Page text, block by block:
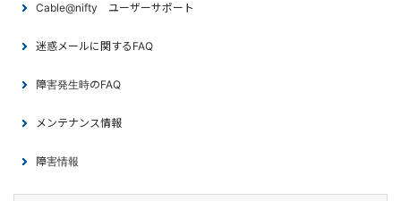
Cable@nifty ユーザーサポート
迷惑メールに関するFAQ
障害発生時のFAQ
メンテナンス情報
障害情報